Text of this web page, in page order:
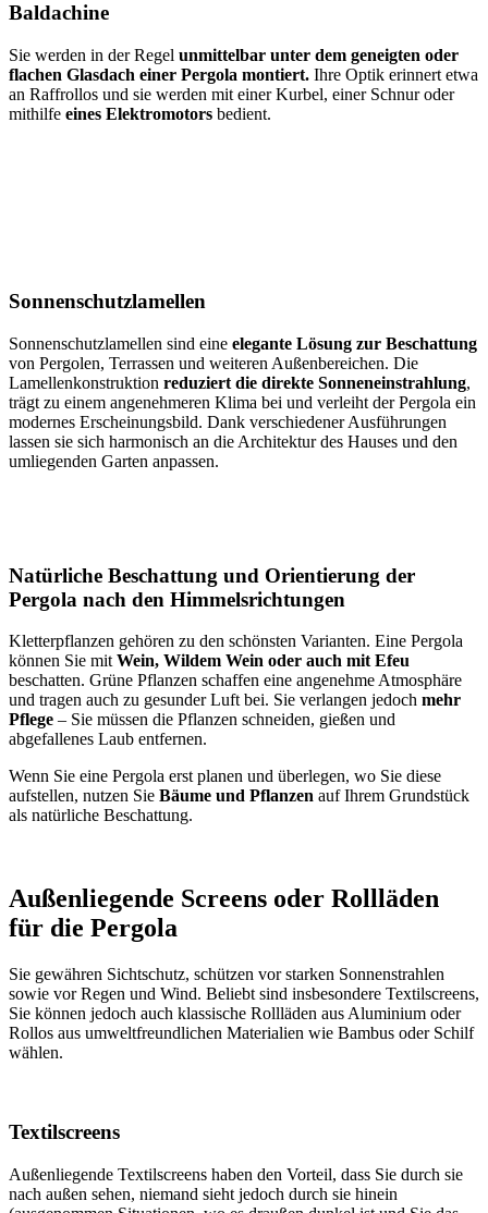
Baldachine
Sie werden in der Regel unmittelbar unter dem geneigten oder
flachen Glasdach einer Pergola montiert. Ihre Optik erinnert etwa
an Raffrollos und sie werden mit einer Kurbel, einer Schnur oder
mithilfe eines Elektromotors bedient.
Sonnenschutzlamellen
Sonnenschutzlamellen sind eine elegante Lösung zur Beschattung
von Pergolen, Terrassen und weiteren Außenbereichen. Die
Lamellenkonstruktion reduziert die direkte Sonneneinstrahlung,
trägt zu einem angenehmeren Klima bei und verleiht der Pergola ein
modernes Erscheinungsbild. Dank verschiedener Ausführungen
lassen sie sich harmonisch an die Architektur des Hauses und den
umliegenden Garten anpassen.
Natürliche Beschattung und Orientierung der
Pergola nach den Himmelsrichtungen
Kletterpflanzen gehören zu den schönsten Varianten. Eine Pergola
können Sie mitWein, Wildem Wein oder auch mit Efeu
beschatten. Grüne Pflanzen schaffen eine angenehme Atmosphäre
und tragen auch zu gesunder Luft bei. Sie verlangen jedoch mehr
Pflege – Sie müssen die Pflanzen schneiden, gießen und
abgefallenes Laub entfernen.
Wenn Sie eine Pergola erst planen und überlegen, wo Sie diese
aufstellen, nutzen Sie Bäume und Pflanzen auf Ihrem Grundstück
als natürliche Beschattung.
Außenliegende Screens oder Rollläden
für die Pergola
Sie gewähren Sichtschutz, schützen vor starken Sonnenstrahlen
sowie vor Regen und Wind. Beliebt sind insbesondere Textilscreens,
Sie können jedoch auch klassische Rollläden aus Aluminium oder
Rollos aus umweltfreundlichen Materialien wie Bambus oder Schilf
wählen.
Textilscreens
Außenliegende Textilscreens haben den Vorteil, dass Sie durch sie
nach außen sehen, niemand sieht jedoch durch sie hinein